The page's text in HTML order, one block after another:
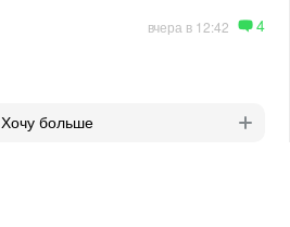
вчера в 12:42 4
Хочу больше